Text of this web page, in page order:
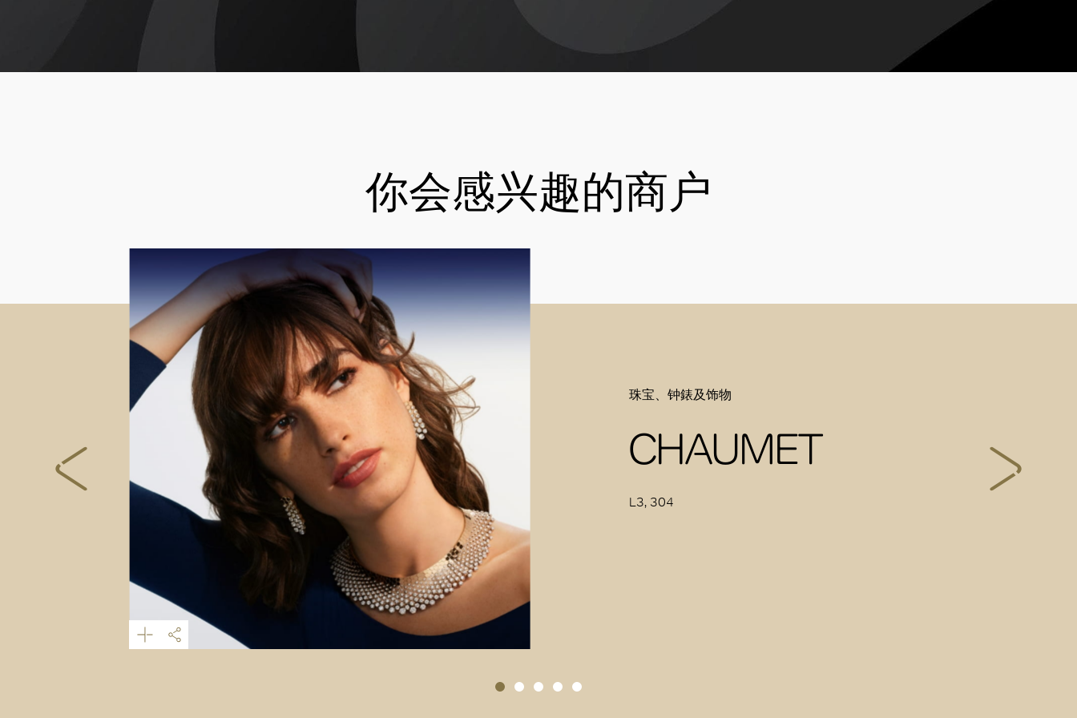
你会感兴趣的商户
珠宝、钟錶及饰物
CHAUMET
L3, 304